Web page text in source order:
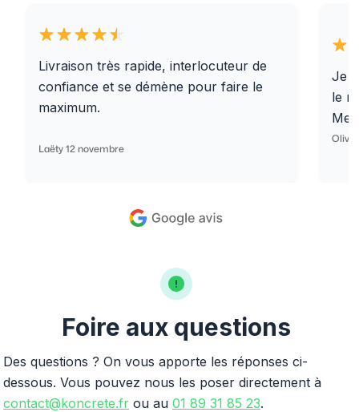
Livraison très rapide, interlocuteur de
confiance et se démène pour faire le
maximum.
Laëty 12 novembre
Je
le
Foire aux questions
Des questions ? On vous apporte les réponses ci-
dessous. Vous pouvez nous les poser directement à
contact@koncrete.fr ou au 01 89 31 85 23.